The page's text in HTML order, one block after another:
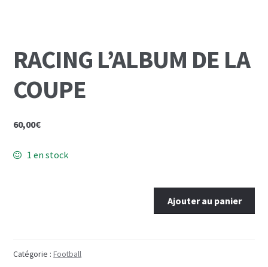
RACING L’ALBUM DE LA
COUPE
60,00€
1 en stock
DE
Ajouter au panier
Catégorie :Football